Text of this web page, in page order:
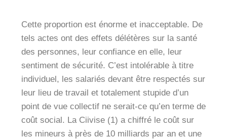
Cette proportion est énorme et inacceptable. De
tels actes ont des effets délétères sur la santé
des personnes, leur confiance en elle, leur
sentiment de sécurité. C’est intolérable à titre
individuel, les salariés devant être respectés sur
leur lieu de travail et totalement stupide d’un
point de vue collectif ne serait-ce qu’en terme de
coût social. La Ciivise (1) a chiffré le coût sur
les mineurs à près de 10 milliards par an et une